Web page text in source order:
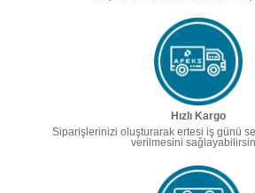
Hızlı Kargo
Siparişlerinizi oluşturarak ertesi iş günü
verilmesini